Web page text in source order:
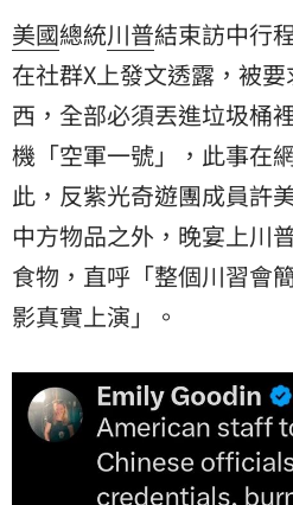
美國總統川普結束訪中行
在社群X上發文透露，被
西，全部必須丟進垃圾桶
機「空軍一號」，此事在
此，反紫光奇遊團成員許
中方物品之外，晚宴上川
食物 ，直呼「整個川習會
影真實上演」。